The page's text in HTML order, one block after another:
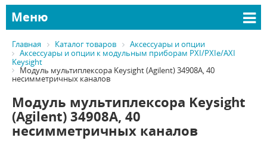
Меню
Главная Каталог товаров
Аксессуары и опции
Аксессуары и опции к модульным приборам PXI/PXIe/AXI
Keysight
Модуль мультиплексора Keysight (Agilent) 34908A, 40
несимметричных каналов
Модуль мультиплексора Keysight
(Agilent) 34908A, 40
несимметричных каналов